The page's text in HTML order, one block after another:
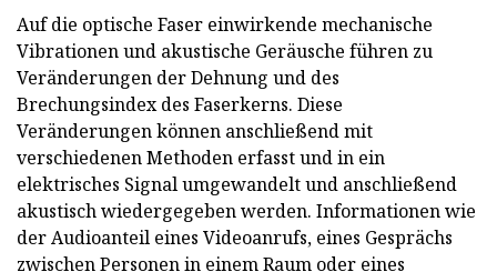
Auf die optische Faser einwirkende mechanische
Vibrationen und akustische Geräusche führen zu
Veränderungen der Dehnung und des
Brechungsindex des Faserkerns. Diese
Veränderungen können anschließend mit
verschiedenen Methoden erfasst und in ein
elektrisches Signal umgewandelt und anschließend
akustisch wiedergegeben werden. Informationen wie
der Audioanteil eines Videoanrufs, eines Gesprächs
zwischen Personen in einem Raum oder eines